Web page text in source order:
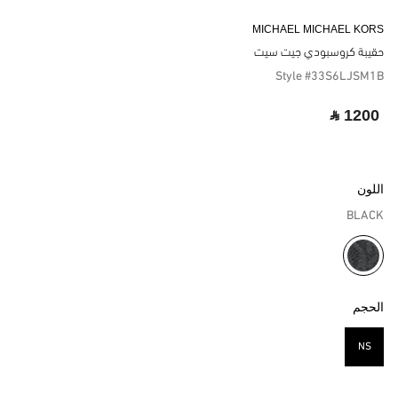
MICHAEL MICHAEL KORS
حقيبة كروسبودي جيت سيت
Style #33S6LJSM1B
‎ ⃁ 1200 ‎
اللون
BLACK
مختار
الحجم
NS